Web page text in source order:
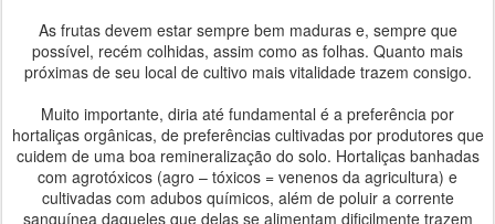
As frutas devem estar sempre bem maduras e, sempre que
possível, recém colhidas, assim como as folhas. Quanto mais
próximas de seu local de cultivo mais vitalidade trazem consigo.
Muito importante, diria até fundamental é a preferência por
hortaliças orgânicas, de preferências cultivadas por produtores que
cuidem de uma boa remineralização do solo. Hortaliças banhadas
com agrotóxicos (agro – tóxicos = venenos da agricultura) e
cultivadas com adubos químicos, além de poluir a corrente
sanguínea daqueles que delas se alimentam dificilmente trazem